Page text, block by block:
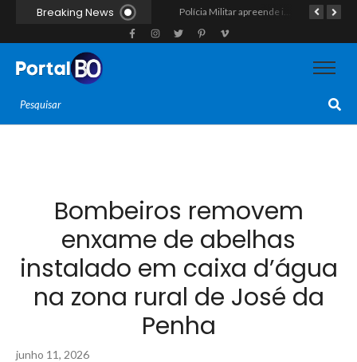
Breaking News Polícia vai cumprir mandado e acaba estourando esquema de tráfico com drogas escondidas dentro de urso de pelúcia em João Câmara
Bombeiros removem
enxame de abelhas
instalado em caixa d’água
na zona rural de José da
Penha
junho 11, 2026